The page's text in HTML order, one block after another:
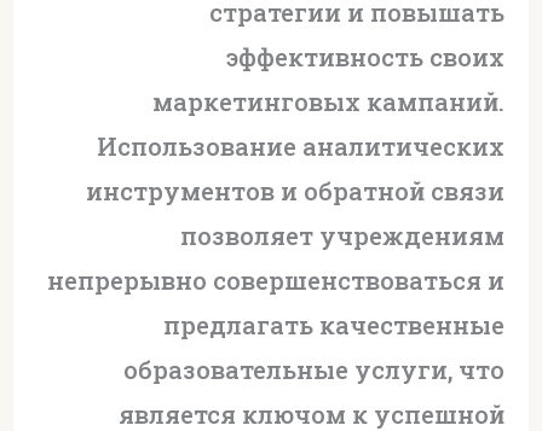
стратегии и повышать
эффективность своих
маркетинговых кампаний.
Использование аналитических
инструментов и обратной связи
позволяет учреждениям
непрерывно совершенствоваться и
предлагать качественные
образовательные услуги, что
является ключом к успешной